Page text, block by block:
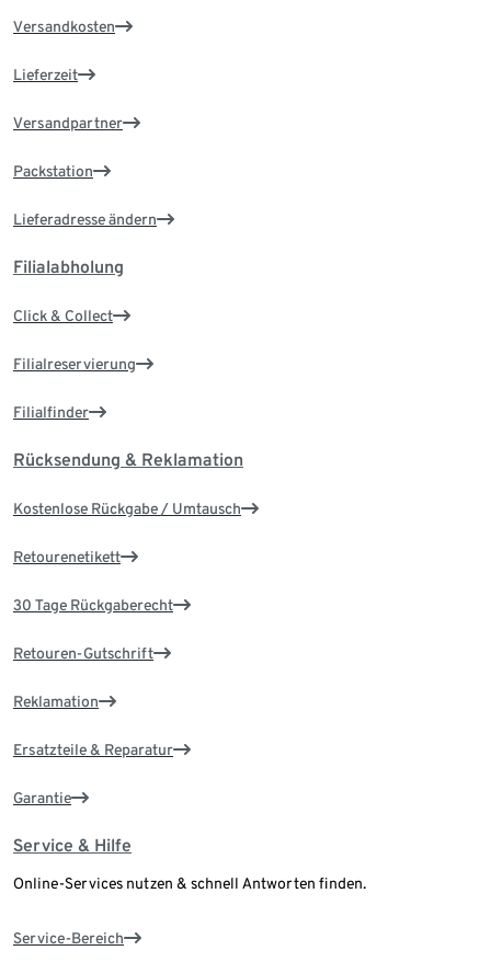
Versandkosten
Lieferzeit
Versandpartner
Packstation
Lieferadresse ändern
Filialabholung
Click & Collect
Filialreservierung
Filialfinder
Rücksendung & Reklamation
Kostenlose Rückgabe / Umtausch
Retourenetikett
30 Tage Rückgaberecht
Retouren-Gutschrift
Reklamation
Ersatzteile & Reparatur
Garantie
Service & Hilfe
Online-Services nutzen & schnell Antworten finden.
Service-Bereich